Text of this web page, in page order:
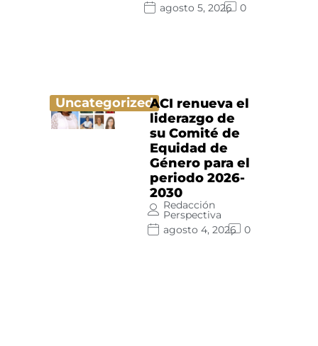
agosto 5, 2026
0
UncategorizedACI renueva el
liderazgo de
su Comité de
Equidad de
Género para el
periodo 2026-
2030
Redacción
Perspectiva
agosto 4, 2026
0